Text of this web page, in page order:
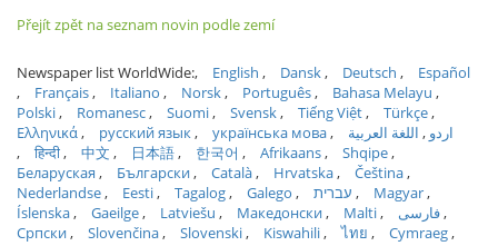
Přejít zpět na seznam novin podle zemí
Newspaper list WorldWide: English Dansk Deutsch
Español
Français
Italiano Norsk Português
Bahasa Melayu
Polski
Romanesc Suomi Svensk Tiếng Việt
Türkçe
Ελληνικά
русский язык українська мова اردو
اللغة العربية
हिन्दी
中文 日本語 한국어 Afrikaans
Shqipe
Беларуская
Български Català Hrvatska
Čeština
Nederlandse
Eesti Tagalog Galego עברית
Magyar
Íslenska
Gaeilge Latviešu Македонски Malti
فارسی
Српски
Slovenčina Slovenski Kiswahili ไทย
Cymraeg